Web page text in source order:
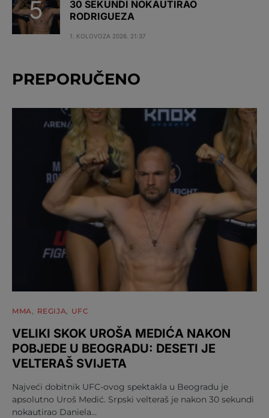
30 SEKUNDI NOKAUTIRAO
RODRIGUEZA
1. KOLOVOZA 2026. 21:37
PREPORUČENO
MMA REGIJA UFC
VELIKI SKOK UROŠA MEDIĆA NAKON
POBJEDE U BEOGRADU: DESETI JE
VELTERAŠ SVIJETA
Najveći dobitnik UFC-ovog spektakla u Beogradu je
apsolutno Uroš Medić. Srpski velteraš je nakon 30 sekundi
nokautirao Daniela…